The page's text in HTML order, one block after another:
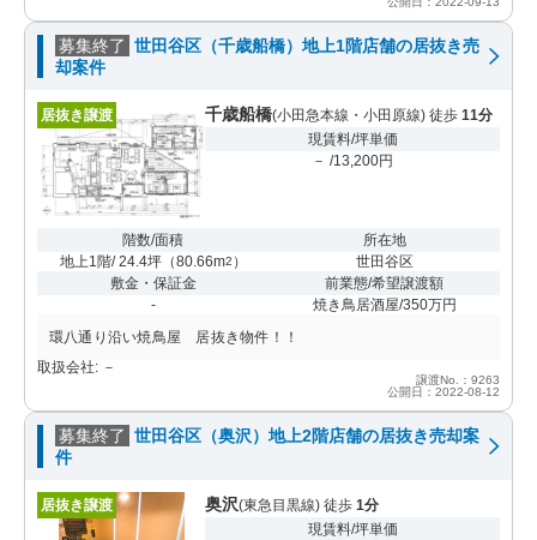
募集終了 世田谷区（千歳船橋）地上1階店舗の居抜き売
却案件
居抜き譲渡 千歳船橋(小田急本線・小田原線) 徒歩 11分
現賃料/坪単価
－ /13,200円
階数/面積
地上1階/ 24.4坪（80.66m2 ）
所在地
世田谷区
敷金・保証金
-
前業態/希望譲渡額
焼き鳥居酒屋/350万円
環八通り沿い焼鳥屋 居抜き物件！！
取扱会社: －
譲渡No.：9263
公開日：2022-08-12
募集終了 世田谷区（奥沢）地上2階店舗の居抜き売却案
件
居抜き譲渡 奥沢(東急目黒線) 徒歩 1分
現賃料/坪単価